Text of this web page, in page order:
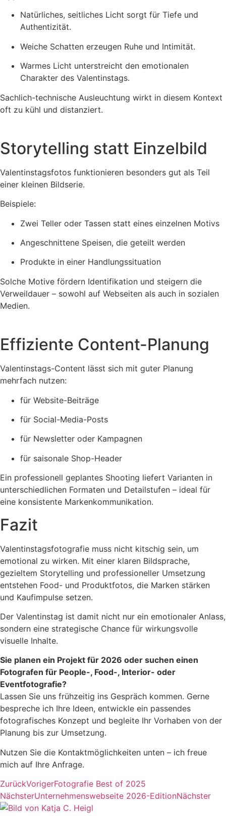
Natürliches, seitliches Licht sorgt für Tiefe und
Authentizität.
Weiche Schatten erzeugen Ruhe und Intimität.
Warmes Licht unterstreicht den emotionalen
Charakter des Valentinstags.
Sachlich-technische Ausleuchtung wirkt in diesem Kontext
oft zu kühl und distanziert.
Storytelling statt Einzelbild
Valentinstagsfotos funktionieren besonders gut als Teil
einer kleinen Bildserie.
Beispiele:
Zwei Teller oder Tassen statt eines einzelnen Motivs
Angeschnittene Speisen, die geteilt werden
Produkte in einer Handlungssituation
Solche Motive fördern Identifikation und steigern die
Verweildauer – sowohl auf Webseiten als auch in sozialen
Medien.
Effiziente Content-Planung
Valentinstags-Content lässt sich mit guter Planung
mehrfach nutzen:
für Website-Beiträge
für Social-Media-Posts
für Newsletter oder Kampagnen
für saisonale Shop-Header
Ein professionell geplantes Shooting liefert Varianten in
unterschiedlichen Formaten und Detailstufen – ideal für
eine konsistente Markenkommunikation.
Fazit
Valentinstagsfotografie muss nicht kitschig sein, um
emotional zu wirken. Mit einer klaren Bildsprache,
gezieltem Storytelling und professioneller Umsetzung
entstehen Food- und Produktfotos, die Marken stärken
und Kaufimpulse setzen.
Der Valentinstag ist damit nicht nur ein emotionaler Anlass,
sondern eine strategische Chance für wirkungsvolle
visuelle Inhalte.
Sie planen ein Projekt für 2026 oder suchen einen
Fotografen für People-, Food-, Interior- oder
Eventfotografie?
Lassen Sie uns frühzeitig ins Gespräch kommen. Gerne
bespreche ich Ihre Ideen, entwickle ein passendes
fotografisches Konzept und begleite Ihr Vorhaben von der
Planung bis zur Umsetzung.
Nutzen Sie die Kontaktmöglichkeiten unten – ich freue
mich auf Ihre Anfrage.
ZurückVorigerFotografie Best of 2025
NächsterUnternehmenswebseite 2026-EditionNächster